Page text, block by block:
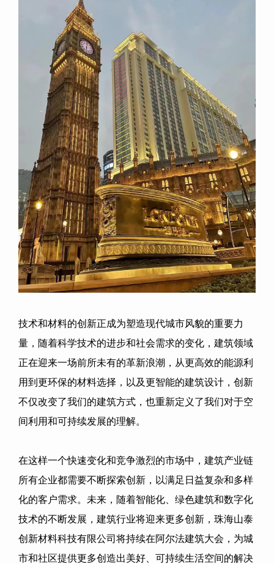
技术和材料的创新正成为塑造现代城市风貌的重要力
量，随着科学技术的进步和社会需求的变化，建筑领域
正在迎来一场前所未有的革新浪潮，从更高效的能源利
用到更环保的材料选择，以及更智能的建筑设计，创新
不仅改变了我们的建筑方式，也重新定义了我们对于空
间利用和可持续发展的理解。
在这样一个快速变化和竞争激烈的市场中，建筑产业链
所有企业都需要不断探索创新，以满足日益复杂和多样
化的客户需求。未来，随着智能化、绿色建筑和数字化
技术的不断发展，建筑行业将迎来更多创新， 珠海山泰
创新材料科技有限公司 将持续在阿尔法建筑大会，为城
市和社区提供更多创造出美好、可持续生活空间的解决